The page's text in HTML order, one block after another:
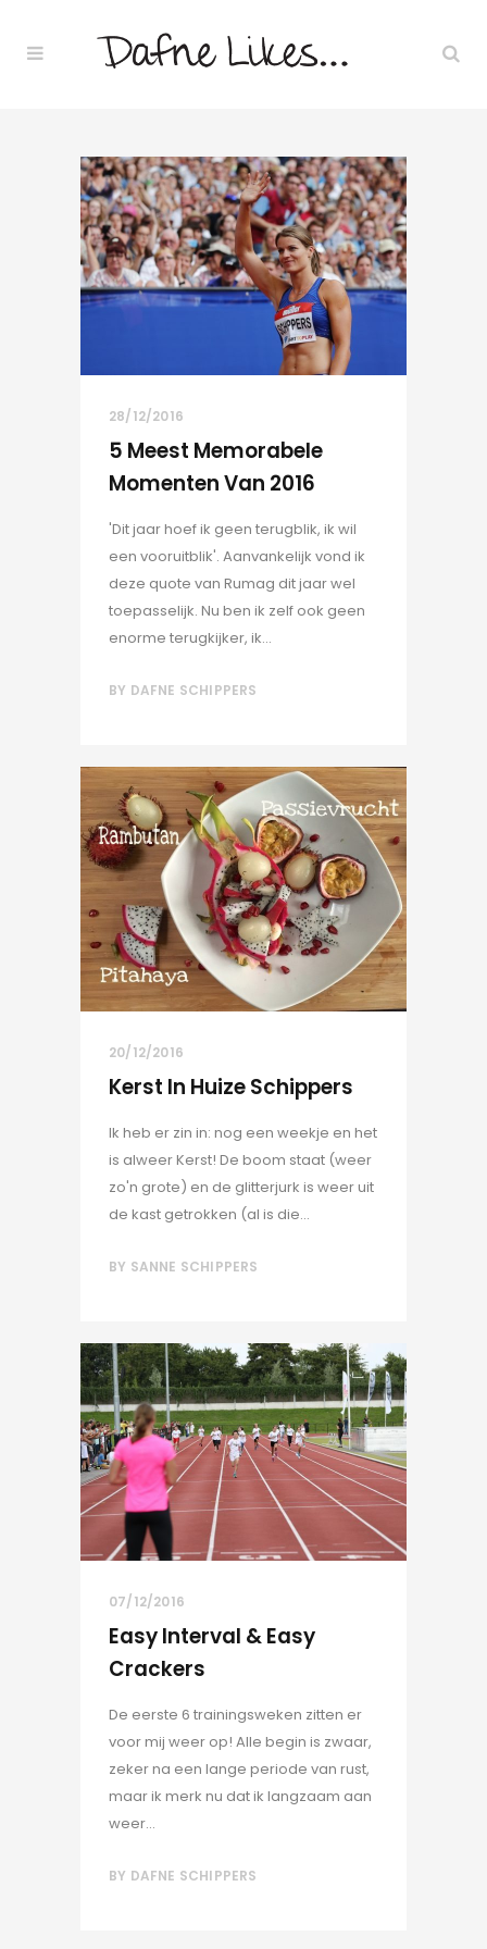
28/12/2016
5 Meest Memorabele
Momenten Van 2016
'Dit jaar hoef ik geen terugblik, ik wil
een vooruitblik'. Aanvankelijk vond ik
deze quote van Rumag dit jaar wel
toepasselijk. Nu ben ik zelf ook geen
enorme terugkijker, ik...
BY DAFNE SCHIPPERS
20/12/2016
Kerst In Huize Schippers
Ik heb er zin in: nog een weekje en het
is alweer Kerst! De boom staat (weer
zo'n grote) en de glitterjurk is weer uit
de kast getrokken (al is die...
BY SANNE SCHIPPERS
07/12/2016
Easy Interval & Easy
Crackers
De eerste 6 trainingsweken zitten er
voor mij weer op! Alle begin is zwaar,
zeker na een lange periode van rust,
maar ik merk nu dat ik langzaam aan
weer...
BY DAFNE SCHIPPERS